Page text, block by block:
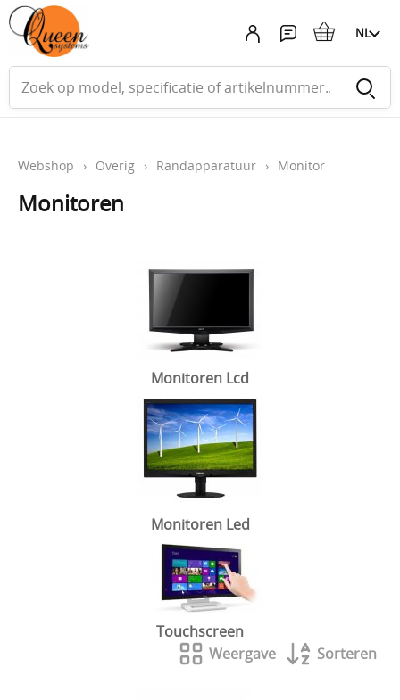
NL
Webshop › Overig › Randapparatuur › Monitor
Monitoren
Monitoren Lcd
Monitoren Led
Touchscreen
Weergave
Sorteren